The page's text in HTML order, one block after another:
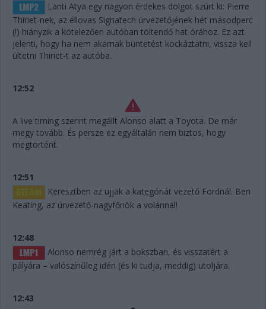
Lanti Atya egy nagyon érdekes dolgot szúrt ki: Pierre
Thiriet-nek, az éllovas Signatech úrvezetőjének hét másodperc
(!) hiányzik a kötelezően autóban töltendő hat órához. Ez azt
jelenti, hogy ha nem akarnak büntetést kockáztatni, vissza kell
ültetni Thiriet-t az autóba.
12:52
A live timing szerint megállt Alonso alatt a Toyota. De már
megy tovább. És persze ez egyáltalán nem biztos, hogy
megtörtént.
12:51
Keresztben az ujjak a kategóriát vezető Fordnál. Ben
Keating, az úrvezető-nagyfőnök a volánnál!
12:48
Alonso nemrég járt a bokszban, és visszatért a
pályára – valószínűleg idén (és ki tudja, meddig) utoljára.
12:43